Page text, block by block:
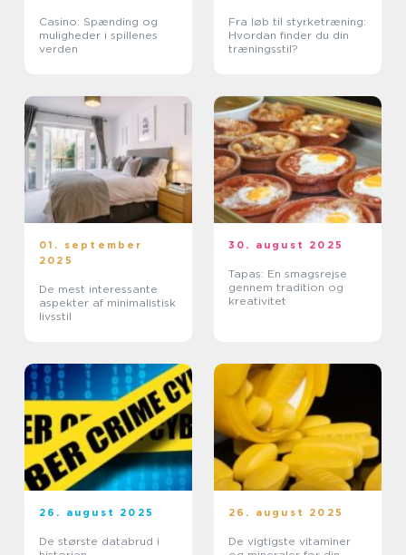
Casino: Spænding og
muligheder i spillenes
verden
Fra løb til styrketræning:
Hvordan finder du din
træningsstil?
01. september
2025
De mest interessante
aspekter af minimalistisk
livsstil
30. august 2025
Tapas: En smagsrejse
gennem tradition og
kreativitet
26. august 2025
De største databrud i
26. august 2025
De vigtigste vitaminer